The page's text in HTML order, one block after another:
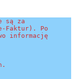
są za
Faktur). Po
informację